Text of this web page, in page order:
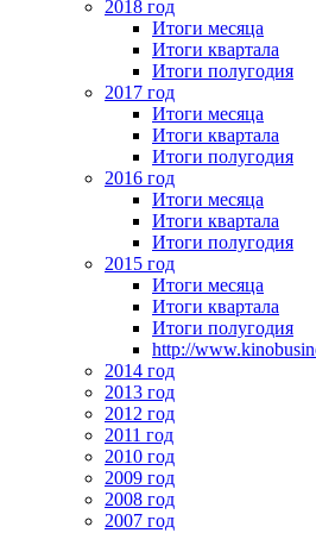
2018 год
Итоги месяца
Итоги квартала
Итоги полугодия
2017 год
Итоги месяца
Итоги квартала
Итоги полугодия
2016 год
Итоги месяца
Итоги квартала
Итоги полугодия
2015 год
Итоги месяца
Итоги квартала
Итоги полугодия
http://
2014 год
2013 год
2012 год
2011 год
2010 год
2009 год
2008 год
2007 год